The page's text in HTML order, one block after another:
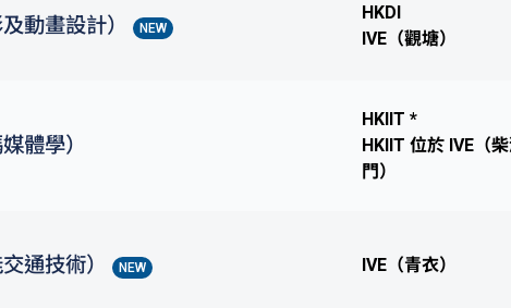
動畫設計） NEW
HKDI
IVE（觀塘）
體學）
HKIIT *
HKIIT 位於 IVE（
門）
交通技術） NEW IVE（青衣）